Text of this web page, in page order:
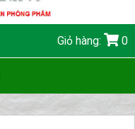
Giỏ hàng: 0